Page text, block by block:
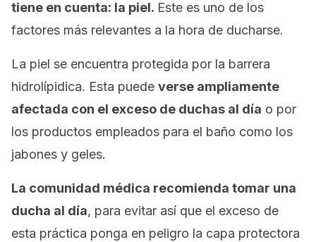
tiene en cuenta: la piel. Este es uno de los
factores más relevantes a la hora de ducharse.
La piel se encuentra protegida por la barrera
hidrolípidica. Esta puede verse ampliamente
afectada con el exceso de duchas al día o por
los productos empleados para el baño como los
jabones y geles.
La comunidad médica recomienda tomar una
ducha al día, para evitar así que el exceso de
esta práctica ponga en peligro la capa protectora